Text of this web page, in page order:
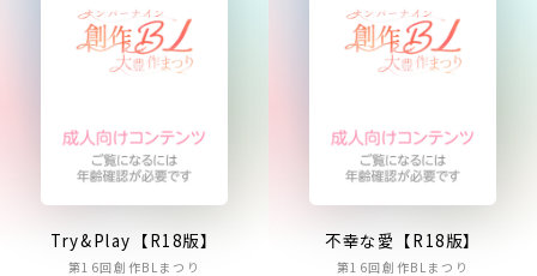
Try&Play【R18版】
第16回創作BLまつり
不幸な愛【R18版】
第16回創作BLまつり